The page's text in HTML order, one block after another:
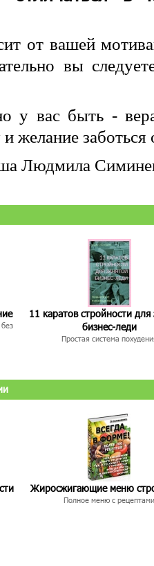
от вашей
вы
у вас быть -
желание заботься
Людмила
11 каратов стройности для
бизнес-леди
Простая система
Жиросжигающие меню
Полное меню с рецептами